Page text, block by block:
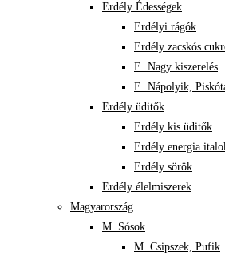
Erdély Édességek
Erdélyi rágók
Erdély zacskós
E. Nagy kiszerelés
E. Nápolyik,
Erdély üditők
Erdély kis üditők
Erdély energia
Erdély sörök
Erdély élelmiszerek
Magyarország
M. Sósok
M. Csipszek, Pufik